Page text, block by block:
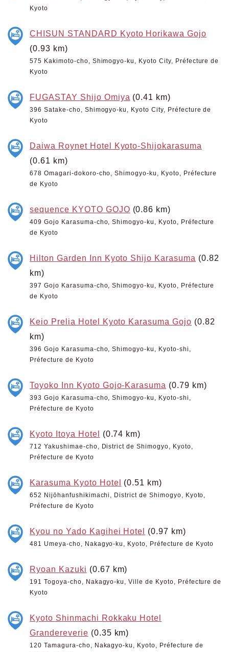
Kyoto
CHISUN STANDARD Kyoto Horikawa Gojo
(0.93 km)
575 Kakimoto-cho, Shimogyo-ku, Kyoto City, Préfecture de
Kyoto
FUGASTAY Shijo Omiya (0.41 km)
396 Satake-cho, Shimogyo-ku, Kyoto City, Préfecture de
Kyoto
Daiwa Roynet Hotel Kyoto-Shijokarasuma
(0.61 km)
678 Omagari-dokoro-cho, Shimogyo-ku, Kyoto, Préfecture
de Kyoto
sequence KYOTO GOJO (0.86 km)
409 Gojo Karasuma-cho, Shimogyo-ku, Kyoto, Préfecture
de Kyoto
Hilton Garden Inn Kyoto Shijo Karasuma (0.82
km)
397 Gojo Karasuma-cho, Shimogyo-ku, Kyoto, Préfecture
de Kyoto
Keio Prelia Hotel Kyoto Karasuma Gojo (0.82
km)
396 Gojo Karasuma-cho, Shimogyo-ku, Kyoto-shi,
Préfecture de Kyoto
Toyoko Inn Kyoto Gojo-Karasuma (0.79 km)
393 Gojo Karasuma-cho, Shimogyo-ku, Kyoto-shi,
Préfecture de Kyoto
Kyoto Itoya Hotel (0.74 km)
712 Yakushimae-cho, District de Shimogyo, Kyoto,
Préfecture de Kyoto
Karasuma Kyoto Hotel (0.51 km)
652 Nijōhanfushikimachi, District de Shimogyo, Kyoto,
Préfecture de Kyoto
Kyou no Yado Kagihei Hotel (0.97 km)
481 Umeya-cho, Nakagyo-ku, Kyoto, Préfecture de Kyoto
Ryoan Kazuki (0.67 km)
191 Togoya-cho, Nakagyo-ku, Ville de Kyoto, Préfecture de
Kyoto
Kyoto Shinmachi Rokkaku Hotel
Grandereverie (0.35 km)
120 Tamagura-cho, Nakagyo-ku, Kyoto, Préfecture de